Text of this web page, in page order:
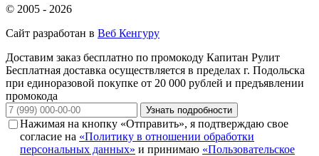
© 2005 - 2026
Сайт разработан в Веб Кенгуру
Доставим заказ бесплатно по промокоду Капитан Рулит
Бесплатная доставка осуществляется в пределах г. Подольска
при единоразовой покупке от 20 000 рублей и предъявлении
промокода
Узнать подробности
Нажимая на кнопку «Отправить», я подтверждаю свое
согласие на «Политику в отношении обработки
персональных данных» и принимаю «Пользовательское